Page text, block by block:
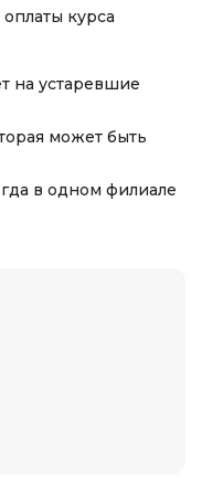
курса
на устаревшие
может быть
в одном филиале